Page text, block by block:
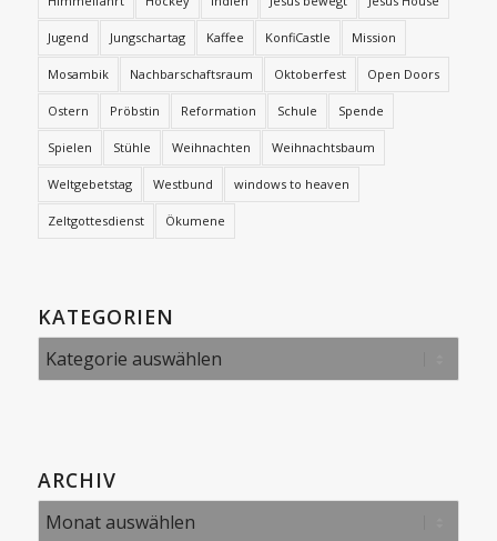
Jugend Jungschartag Kaffee KonfiCastle Mission
Mosambik Nachbarschaftsraum Oktoberfest Open Doors
Ostern Pröbstin Reformation Schule Spende
Spielen Stühle Weihnachten Weihnachtsbaum
Weltgebetstag Westbund windows to heaven
Zeltgottesdienst Ökumene
KATEGORIEN
Kategorien
ARCHIV